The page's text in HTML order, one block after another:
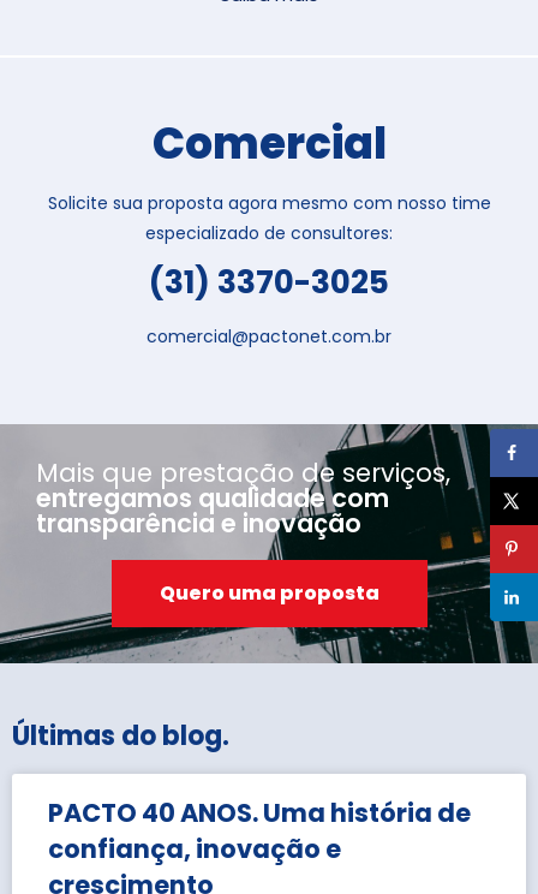
Comercial
Solicite sua proposta agora mesmo com nosso time
especializado de consultores:
(31) 3370-3025
comercial@pactonet.com.br
Mais que prestação de serviços,
entregamos qualidade com
transparência e inovação
Quero uma proposta
Últimas do blog.
PACTO 40 ANOS. Uma história de
confiança, inovação e
crescimento